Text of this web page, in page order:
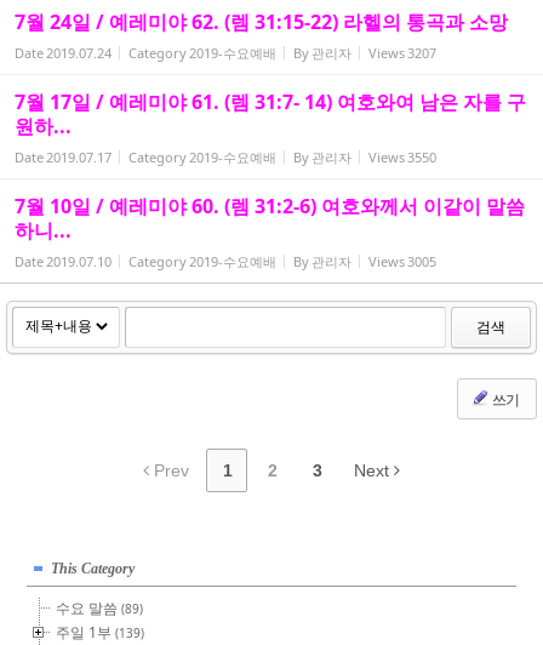
7월 24일 / 예레미야 62. (렘 31:15-22) 라헬의 통곡과 소망
Date2019.07.24 Category2019-수요예배 By 관리자 Views3207
7월 17일 / 예레미야 61. (렘 31:7- 14) 여호와여 남은 자를 구
원하...
Date2019.07.17 Category2019-수요예배 By 관리자 Views3550
7월 10일 / 예레미야 60. (렘 31:2-6) 여호와께서 이같이 말씀
하니...
Date2019.07.10 Category2019-수요예배 By 관리자 Views3005
검색
쓰기
Prev 1 2 3 Next
This Category
수요 말씀(89)
주일 1부(139)